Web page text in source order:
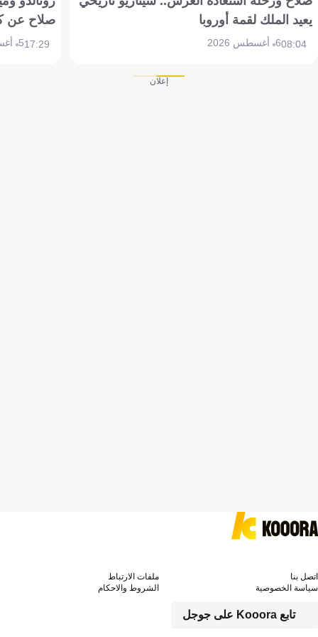
يعيد الملك لقمة أوروبا
08:046 أغسطس 2026
صلاح عن
17:295 أغسطس 2026
إعلان
تابع Kooora على جوجل
اتصل بنا
ملفات الارتباط
سياسة الخصوصية
الشروط والاحكام